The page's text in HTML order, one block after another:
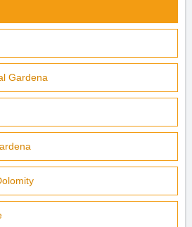
Gardena